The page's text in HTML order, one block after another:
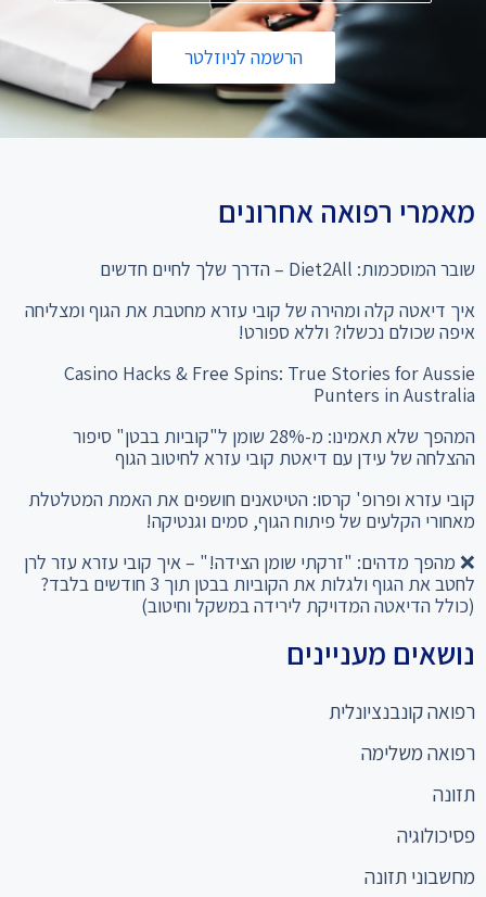
הרשמה לניוזלטר
מאמרי רפואה אחרונים
שובר המוסכמות: Diet2All – הדרך שלך לחיים חדשים
איך דיאטה קלה ומהירה של קובי עזרא מחטבת את הגוף ומצליחה
איפה שכולם נכשלו? וללא ספורט!
Casino Hacks & Free Spins: True Stories for Aussie
Punters in Australia
המהפך שלא תאמינו: מ-28% שומן ל"קוביות בבטן" סיפור
ההצלחה של עידן עם דיאטת קובי עזרא לחיטוב הגוף
קובי עזרא ופרופ' קרסו: הטיטאנים חושפים את האמת המטלטלת
מאחורי הקלעים של פיתוח הגוף, סמים וגנטיקה!
❌ מהפך מדהים: "זרקתי שומן הצידה!" – איך קובי עזרא עזר לרן
לחטב את הגוף ולגלות את הקוביות בבטן תוך 3 חודשים בלבד?
(כולל הדיאטה המדויקת לירידה במשקל וחיטוב)
נושאים מעניינים
רפואה קונבנציונלית
רפואה משלימה
תזונה
פסיכולוגיה
מחשבוני תזונה